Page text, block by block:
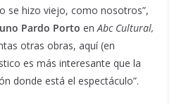
se hizo viejo, como nosotros”,
Pardo Porto en Abc Cultural,
otras obras, aquí (en
es más interesante que la
donde está el espectáculo”.